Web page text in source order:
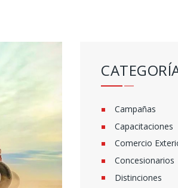
Campañas
Capacitaciones
Comercio
Concesionarios
Distinciones